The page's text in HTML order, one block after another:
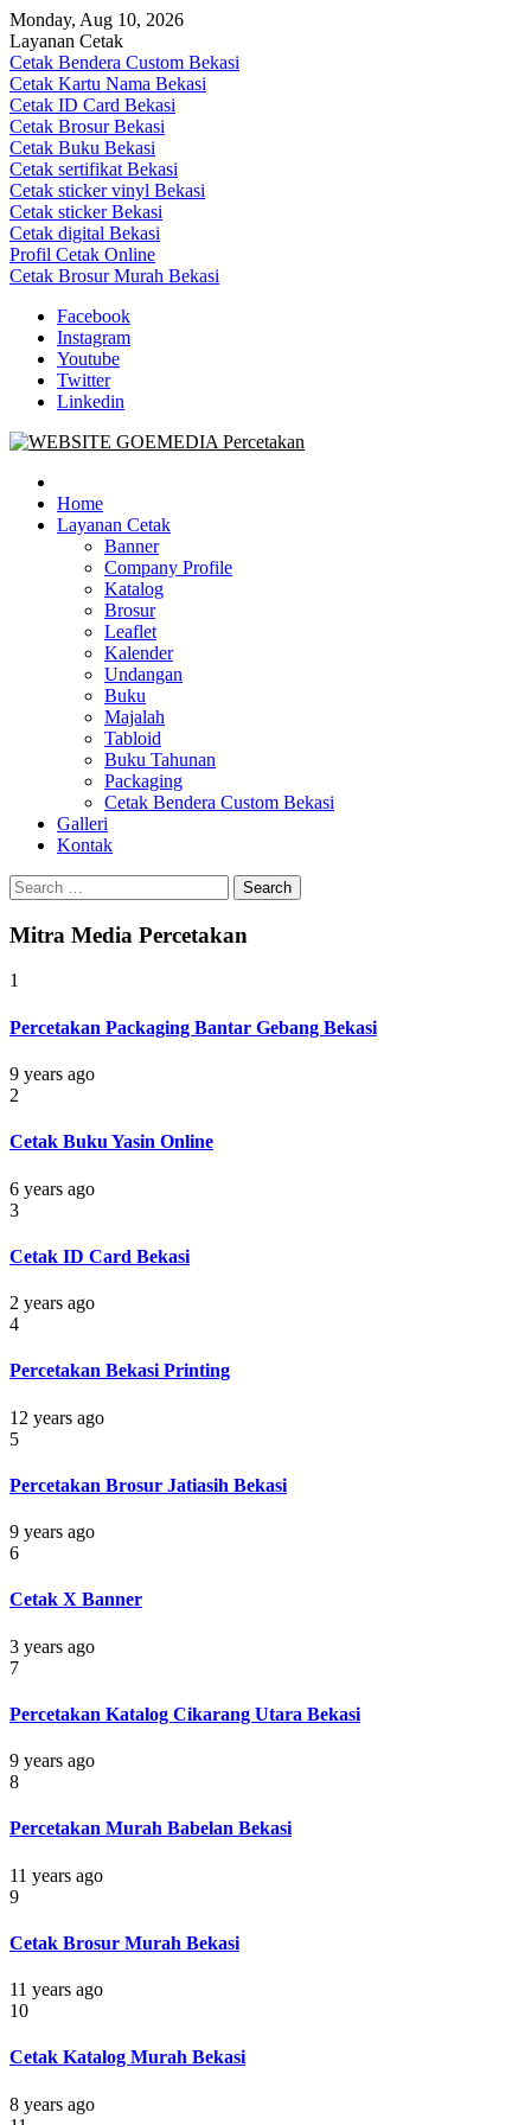
Skip
to
content
Monday, Aug 10, 2026
Layanan Cetak
Cetak Bendera Custom Bekasi
Cetak Kartu Nama Bekasi
Cetak ID Card Bekasi
Cetak Brosur Bekasi
Cetak Buku Bekasi
Cetak sertifikat Bekasi
Cetak sticker vinyl Bekasi
Cetak sticker Bekasi
Cetak digital Bekasi
Profil Cetak Online
Cetak Brosur Murah Bekasi
Facebook
Instagram
Youtube
Twitter
Linkedin
Goe Media Percetakan | 0822-4439-5599 (Call/WA)
0822-4439-5599 (Call/WA) Percetakan jasa cetak banner buku yasin
invoice kartu nama label map nota spanduk stiker undangan
pernikahan murah online 24 jam
Home
Layanan Cetak
Banner
Company Profile
Katalog
Brosur
Leaflet
Kalender
Undangan
Buku
Majalah
Tabloid
Buku Tahunan
Packaging
Cetak Bendera Custom Bekasi
Galleri
Kontak
Search
for:
Mitra Media Percetakan
1
Percetakan Packaging Bantar Gebang Bekasi
9 years ago
2
Cetak Buku Yasin Online
6 years ago
3
Cetak ID Card Bekasi
2 years ago
4
Percetakan Bekasi Printing
12 years ago
5
Percetakan Brosur Jatiasih Bekasi
9 years ago
6
Cetak X Banner
3 years ago
7
Percetakan Katalog Cikarang Utara Bekasi
9 years ago
8
Percetakan Murah Babelan Bekasi
11 years ago
9
Cetak Brosur Murah Bekasi
11 years ago
10
Cetak Katalog Murah Bekasi
8 years ago